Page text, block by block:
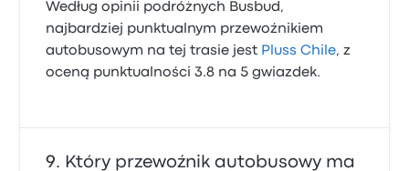
Według opinii podróżnych Busbud,
najbardziej punktualnym przewoźnikiem
autobusowym na tej trasie jest Pluss Chile, z
oceną punktualności 3.8 na 5 gwiazdek.
Który przewoźnik autobusowy ma